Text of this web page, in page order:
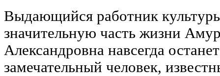
Выдающийся работник
значительную часть жизни
Александровна навсегда
замечательный человек,